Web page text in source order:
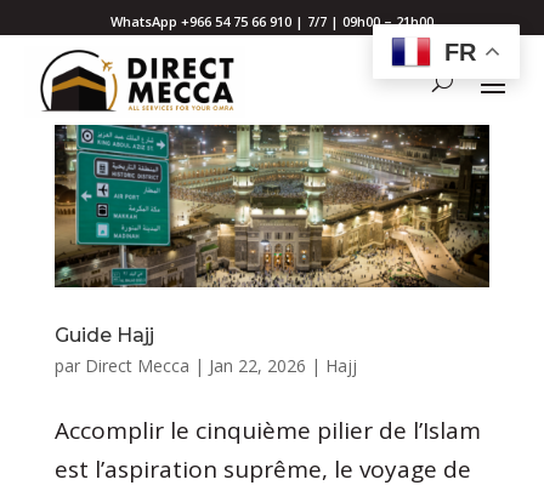
WhatsApp +966 54 75 66 910 | 7/7 | 09h00 – 21h00
Guide Hajj
par Direct Mecca | Jan 22, 2026 | Hajj
Accomplir le cinquième pilier de l’Islam
est l’aspiration suprême, le voyage de
FR